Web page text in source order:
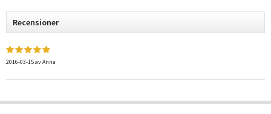
Recensioner
2016-03-15avAnna